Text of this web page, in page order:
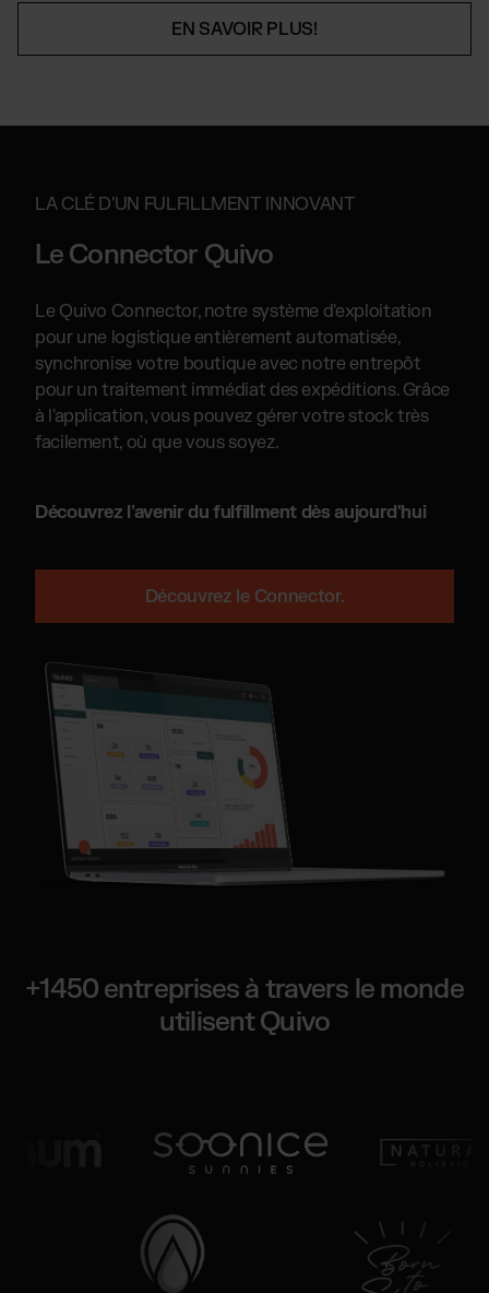
EN SAVOIR PLUS!
LA CLÉ D'UN FULFILLMENT INNOVANT
Le Connector Quivo
Le Quivo Connector, notre système d'exploitation
pour une logistique entièrement automatisée,
synchronise votre boutique avec notre entrepôt
pour un traitement immédiat des expéditions. Grâce
à l'application, vous pouvez gérer votre stock très
facilement, où que vous soyez.
Découvrez l'avenir du fulfillment dès aujourd'hui
Découvrez le Connector.
+1450 entreprises à travers le monde
utilisent Quivo